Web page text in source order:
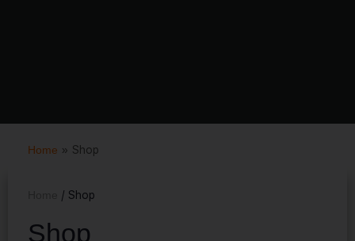
Home » Shop
/ Shop
Shop